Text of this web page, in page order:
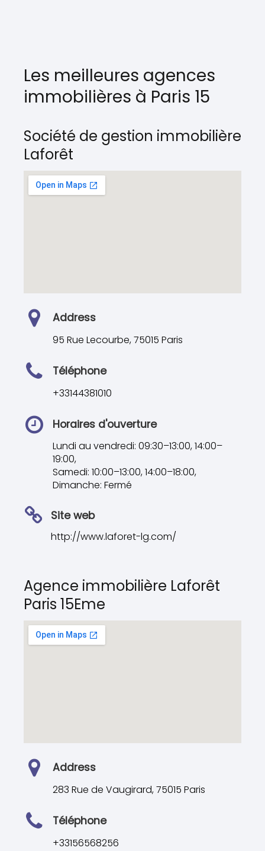
Les meilleures agences
immobilières à Paris 15
Société de gestion immobilière
Laforêt
Address
95 Rue Lecourbe, 75015 Paris
Téléphone
+33144381010
Horaires d'ouverture
Lundi au vendredi: 09:30–13:00, 14:00–
19:00,
Samedi: 10:00–13:00, 14:00–18:00,
Dimanche: Fermé
Site web
http://www.laforet-lg.com/
Agence immobilière Laforêt
Paris 15Eme
Address
283 Rue de Vaugirard, 75015 Paris
Téléphone
+33156568256